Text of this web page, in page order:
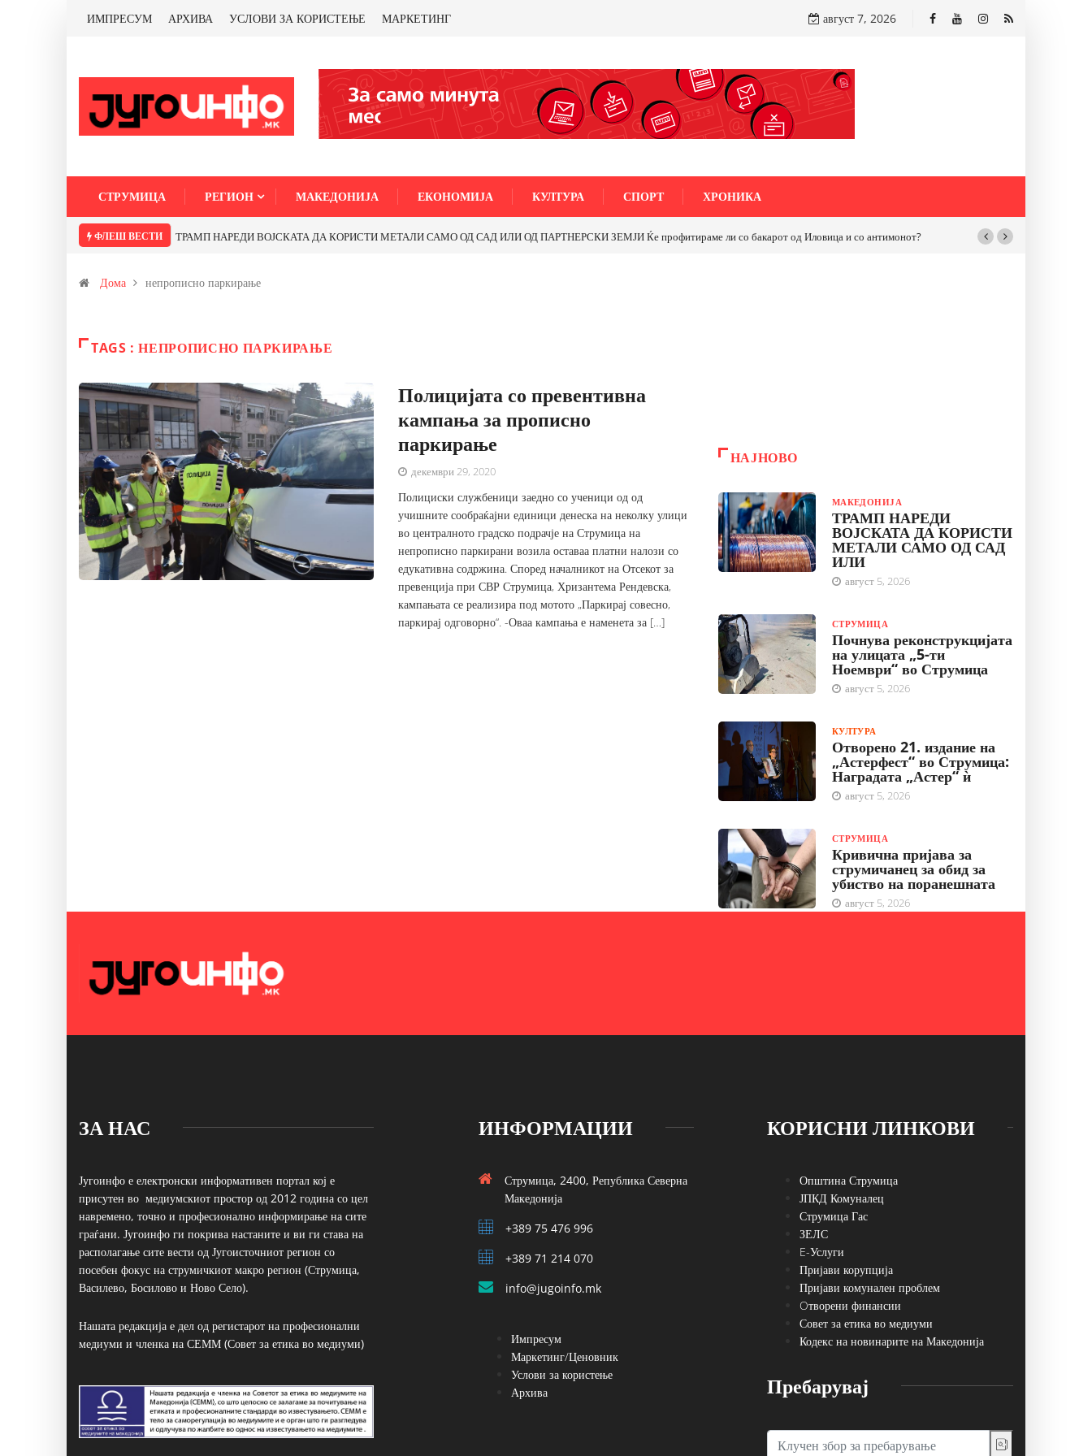
ИМПРЕСУМ АРХИВА УСЛОВИ ЗА КОРИСТЕЊЕ МАРКЕТИНГ август 7, 2026
СТРУМИЦА РЕГИОН МАКЕДОНИЈА ЕКОНОМИЈА КУЛТУРА СПОРТ ХРОНИКА
ФЛЕШ ВЕСТИ ТРАМП НАРЕДИ ВОЈСКАТА ДА КОРИСТИ МЕТАЛИ САМО ОД САД ИЛИ ОД ПАРТНЕРСКИ ЗЕМЈИ Ќе профитираме ли со бакарот од Иловица и со антимонот?
Дома непрописно паркирање
TAGS : НЕПРОПИСНО ПАРКИРАЊЕ
Полицијата со превентивна
кампања за прописно
паркирање
декември 29, 2020
Полициски службеници заедно со ученици од од
учишните сообраќајни единици денеска на неколку улици
во централното градско подрачје на Струмица на
непрописно паркирани возила оставаа платни налози со
едукативна содржина. Според началникот на Отсекот за
превенција при СВР Струмица, Хризантема Рендевска,
кампањата се реализира под мотото „Паркирај совесно,
паркирај одговорно“. -Оваа кампања е наменета за […]
НАЈНОВО
МАКЕДОНИЈА
ТРАМП НАРЕДИ
ВОЈСКАТА ДА КОРИСТИ
МЕТАЛИ САМО ОД САД
ИЛИ
август 5, 2026
СТРУМИЦА
Почнува реконструкцијата
на улицата „5-ти
Ноември“ во Струмица
август 5, 2026
КУЛТУРА
Отворено 21. издание на
„Астерфест“ во Струмица:
Наградата „Астер“ ѝ
август 5, 2026
СТРУМИЦА
Кривична пријава за
струмичанец за обид за
убиство на поранешната
август 5, 2026
ЗА НАС
Југоинфо е електронски информативен портал кој е
присутен во медиумскиот простор од 2012 година со цел
навремено, точно и професионално информирање на сите
граѓани. Југоинфо ги покрива настаните и ви ги става на
располагање сите вести од Југоисточниот регион со
посебен фокус на струмичкиот макро регион (Струмица,
Василево, Босилово и Ново Село).
Нашата редакција е дел од регистарот на професионални
медиуми и членка на СЕММ (Совет за етика во медиуми)
ИНФОРМАЦИИ
Струмица, 2400, Република Северна
Македонија
+389 75 476 996
+389 71 214 070
info@jugoinfo.mk
Импресум
Маркетинг/Ценовник
Услови за користење
Архива
КОРИСНИ ЛИНКОВИ
Општина Струмица
ЈПКД Комуналец
Струмица Гас
ЗЕЛС
E-Услуги
Пријави корупција
Пријави комунален проблем
Oтворени финансии
Совет за етика во медиуми
Кодекс на новинарите на Македонија
Пребарувај